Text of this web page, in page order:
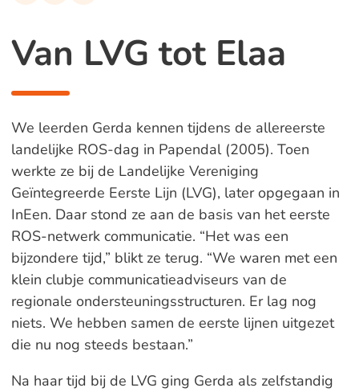
Van LVG tot Elaa
We leerden Gerda kennen tijdens de allereerste
landelijke ROS-dag in Papendal (2005). Toen
werkte ze bij de Landelijke Vereniging
Geïntegreerde Eerste Lijn (LVG), later opgegaan in
InEen. Daar stond ze aan de basis van het eerste
ROS-netwerk communicatie. “Het was een
bijzondere tijd,” blikt ze terug. “We waren met een
klein clubje communicatieadviseurs van de
regionale ondersteuningsstructuren. Er lag nog
niets. We hebben samen de eerste lijnen uitgezet
die nu nog steeds bestaan.”
Na haar tijd bij de LVG ging Gerda als zelfstandig